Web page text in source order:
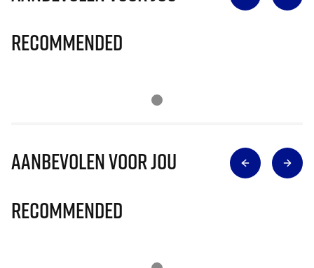
Recommended
Aanbevolen voor jou
Recommended